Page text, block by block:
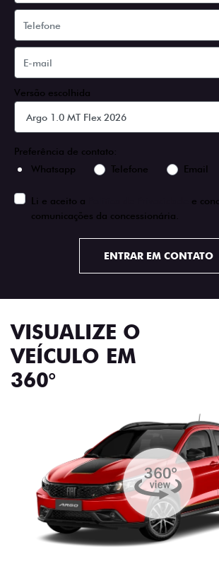
Versão escolhida
Preferência de contato:
Whatsapp
Telefone Email
Li e aceito a
e
comunicações da concessionária.
ENTRAR EM CONTATO
VISUALIZE O
VEÍCULO EM
360°